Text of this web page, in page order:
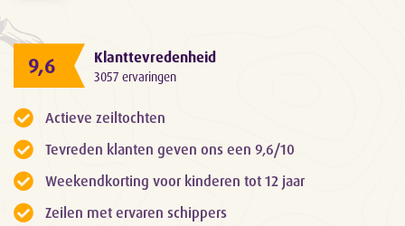
9,6 Klanttevredenheid
3057 ervaringen
Actieve zeiltochten
Tevreden klanten geven ons een 9,6/10
Weekendkorting voor kinderen tot 12 jaar
Zeilen met ervaren schippers